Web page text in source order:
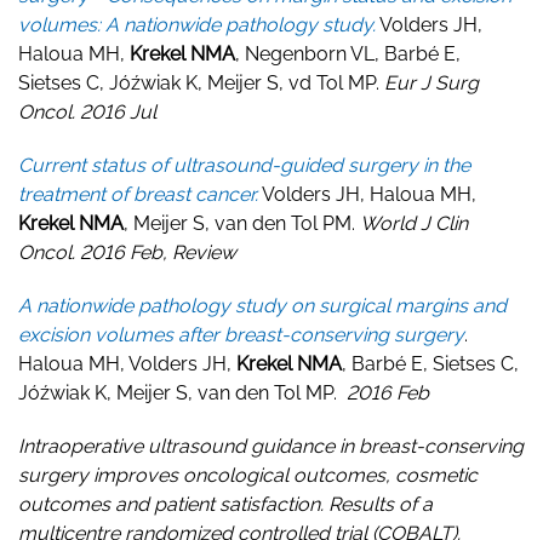
volumes: A nationwide pathology study.Volders JH,
Haloua MH, Krekel NMA, Negenborn VL, Barbé E,
Sietses C, Jóźwiak K, Meijer S, vd Tol MP. Eur J Surg
Oncol. 2016 Jul
Current status of ultrasound-guided surgery in the
treatment of breast cancer.Volders JH, Haloua MH,
Krekel NMA, Meijer S, van den Tol PM. World J Clin
Oncol. 2016 Feb, Review
A nationwide pathology study on surgical margins and
excision volumes after breast-conserving surgery.
Haloua MH, Volders JH, Krekel NMA, Barbé E, Sietses C,
Jóźwiak K, Meijer S, van den Tol MP. 2016 Feb
Intraoperative ultrasound guidance in breast-conserving
surgery improves oncological outcomes, cosmetic
outcomes and patient satisfaction. Results of a
multicentre randomized controlled trial (COBALT).